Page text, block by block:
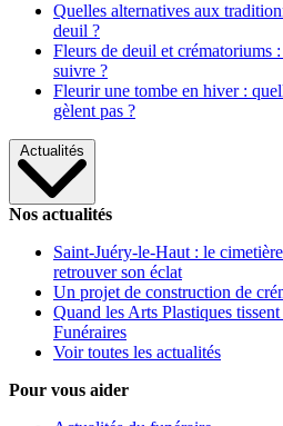
Quelles alternatives aux
deuil ?
Fleurs de deuil et crématoriums
suivre ?
Fleurir une tombe en hiver :
gèlent pas ?
Actualités
Nos actualités
Saint-Juéry-le-Haut : le
retrouver son éclat
Un projet de construction de
Quand les Arts Plastiques
Funéraires
Voir toutes les actualités
Pour vous aider